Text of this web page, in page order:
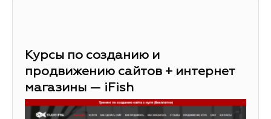
Курсы по созданию и
продвижению сайтов + интернет
магазины — iFish